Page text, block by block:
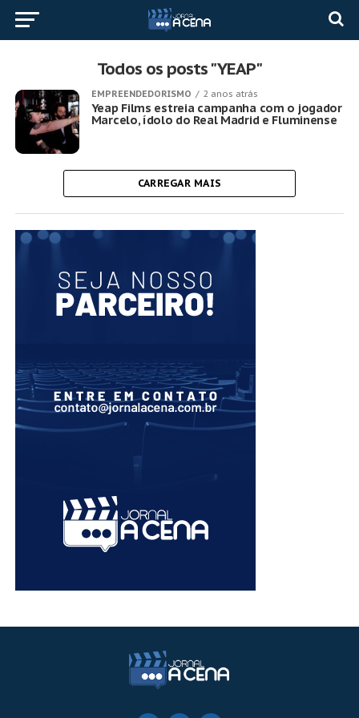
Todos os posts "YEAP"
EMPREENDEDORISMO 2 anos atrás
Yeap Films estreia campanha com o jogador
Marcelo, ídolo do Real Madrid e Fluminense
CARREGAR MAIS